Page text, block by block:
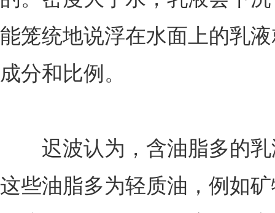
能笼统地说浮在水面上的乳
成分和比例。
迟波认为，含油脂多的乳
这些油脂多为轻质油，例如